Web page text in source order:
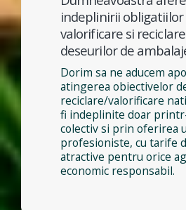
indeplinirii obligatiilor
valorificare si
deseurilor de
Dorim sa ne aducem
atingerea obiectivelor
reciclare/valorificare
fi indeplinite doar
colectiv si prin oferirea
profesioniste, cu tarife
atractive pentru orice
economic responsabil.